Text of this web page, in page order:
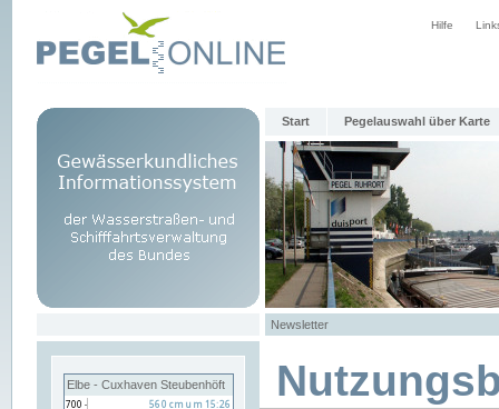
Hilfe
Start Pegelauswahl über Karte
Newsletter
Elbe - Cuxhaven Steubenhöft